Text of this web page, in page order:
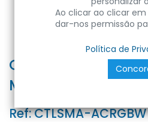
CONTROLLER
MAX 120W - IP20 -
Ref:CTLSMA-ACRGBW
Ao clicar ao clicar
dar-nos permissão
Política de